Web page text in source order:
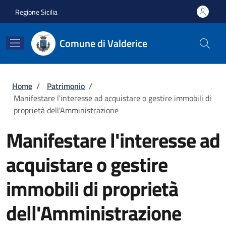
Regione Sicilia
Comune di Valderice
Briciole di pane
Home / Patrimonio /
Manifestare l'interesse ad acquistare o gestire immobili di
proprietà dell'Amministrazione
Manifestare l'interesse ad
acquistare o gestire
immobili di proprietà
dell'Amministrazione